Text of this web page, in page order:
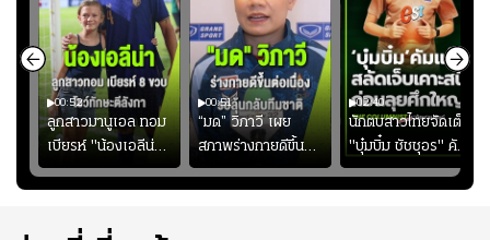
00:52
ลูกสาวมานูเอล ทอม
เบียรห์ "น้องเอลีน่า"
วัย 8 ขวบ โชว์ตี
ลังกาสุดพริ้ว
00:51
“มด” วิภาวี เผย
สภาพร่างกายดีขึ้น
อย่างต่อเนื่อง พร้อม
พยายามลงสนามให้
02:40
นักตบสาวไทยจัดเต็ม
"บุ๋มบิ๋ม ชัชชุอร" คัม
แบ็ก ศึก" SEA V
CUP 2026" เลก